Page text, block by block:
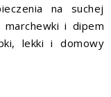
na suchej
i dipem
lekki i domowy